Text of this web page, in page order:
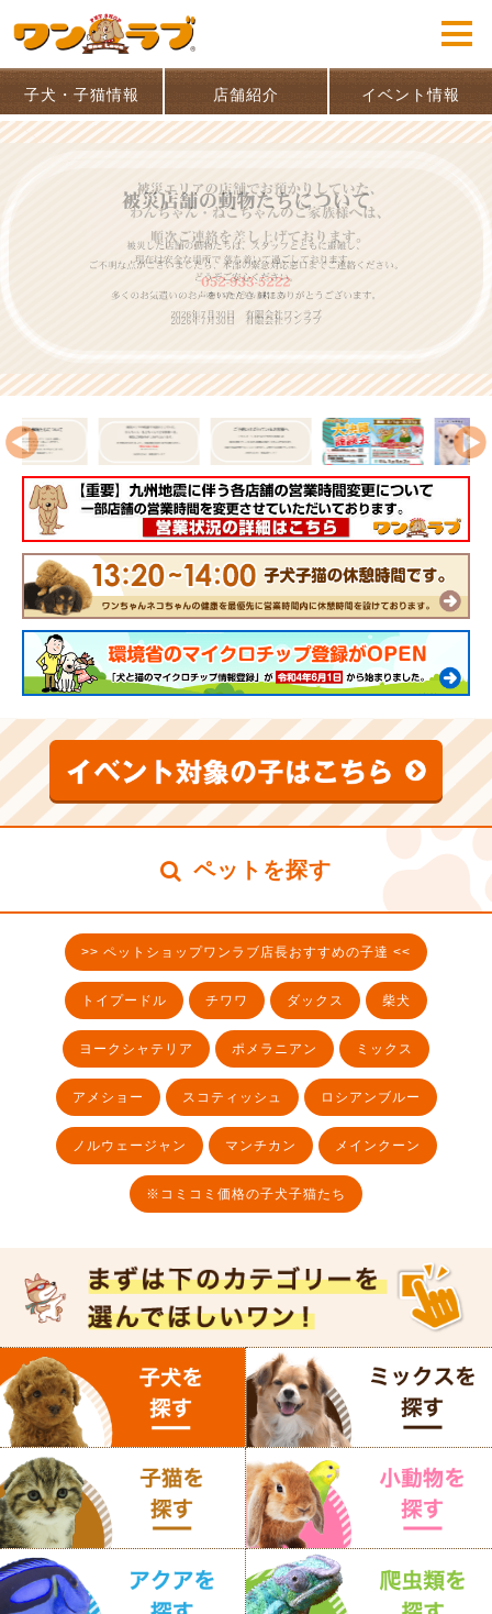
子犬・子猫情報 店舗紹介 イベント情報
ペットを探す
>> ペットショップワンラブ店長おすすめの子達 <<
トイプードル チワワ ダックス 柴犬
ヨークシャテリア ポメラニアン ミックス
アメショー スコティッシュ ロシアンブルー
ノルウェージャン マンチカン メインクーン
※コミコミ価格の子犬子猫たち